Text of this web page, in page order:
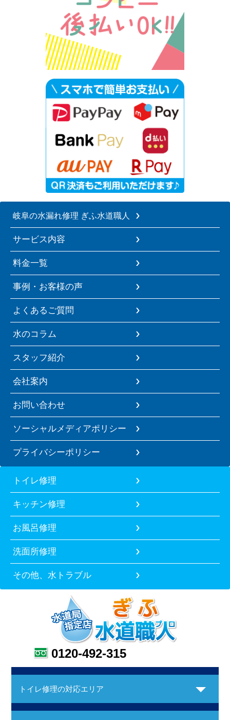
岐阜の水漏れ修理 ぎふ水道職人
サービス内容
料金一覧
事例・お客様の声
よくあるご質問
水のコラム
スタッフ紹介
会社案内
お問い合わせ
ソーシャルメディアポリシー
プライバシーポリシー
トイレ修理
キッチン修理
お風呂修理
洗面所修理
その他、水トラブル
0120-492-315
トイレ修理の対応エリア